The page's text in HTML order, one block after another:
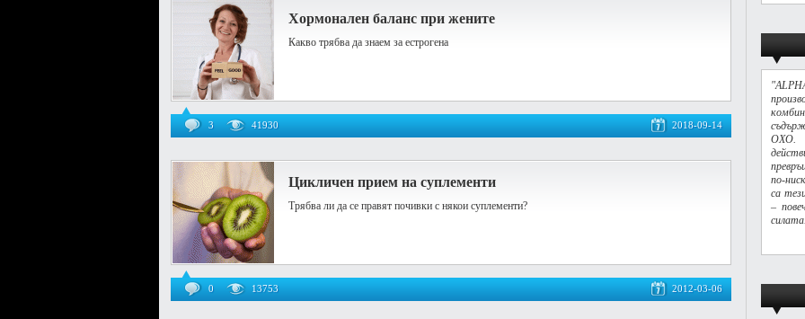
Хормонален баланс при жените
Какво трябва да знаем за естрогена
3 41930 2018-09-14
Цикличен прием на суплементи
Трябва ли да се правят почивки с някои суплементи?
0 13753 2012-03-06
OXO.
по-
са
–